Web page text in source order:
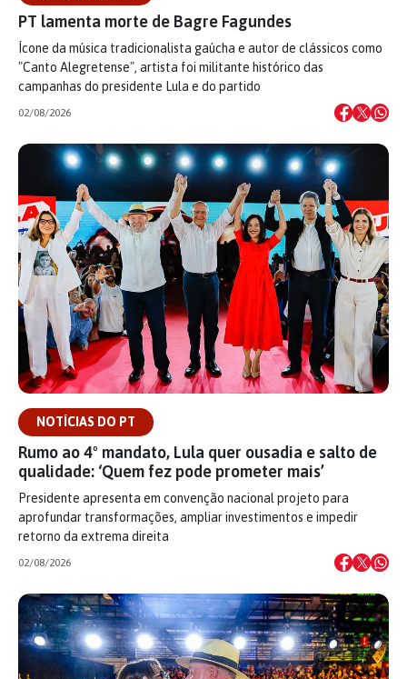
PT lamenta morte de Bagre Fagundes
Ícone da música tradicionalista gaúcha e autor de clássicos como
"Canto Alegretense", artista foi militante histórico das
campanhas do presidente Lula e do partido
02/08/2026
NOTÍCIAS DO PT
Rumo ao 4º mandato, Lula quer ousadia e salto de
qualidade: ‘Quem fez pode prometer mais’
Presidente apresenta em convenção nacional projeto para
aprofundar transformações, ampliar investimentos e impedir
retorno da extrema direita
02/08/2026